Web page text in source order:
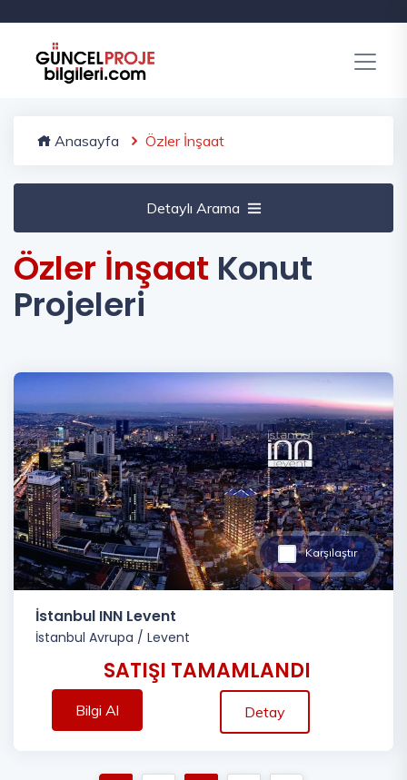
Anasayfa Özler İnşaat
Detaylı Arama
Özler İnşaat Konut
Projeleri
Karşılaştır
İstanbul INN Levent
İstanbul Avrupa / Levent
SATIŞI TAMAMLANDI
Bilgi Al Detay